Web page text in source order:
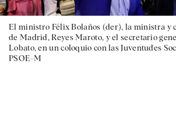
El ministro Félix Bolaños (der), la ministra y
de Madrid, Reyes Maroto, y el secretario
Lobato, en un coloquio con las Juventudes
PSOE-M